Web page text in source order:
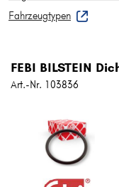
Fahrzeugtypen
FEBI BILSTEIN
Art.-Nr. 103836